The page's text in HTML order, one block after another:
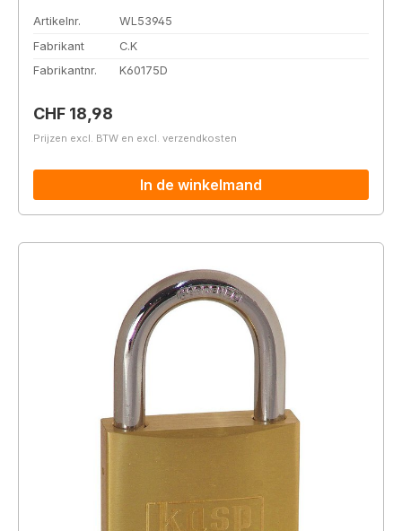
Artikelnr.
WL53945
Fabrikant
C.K
Fabrikantnr.
K60175D
Normale prijs:
CHF 18,98
Prijzen excl. BTW en excl. verzendkosten
In de winkelmand